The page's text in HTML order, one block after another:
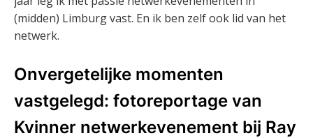
(midden) Limburg vast. En ik ben zelf ook lid van het
netwerk.
Onvergetelijke momenten
vastgelegd: fotoreportage van
Kvinner netwerkevenement bij Ray